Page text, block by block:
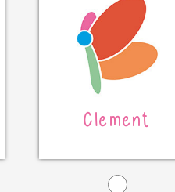
Clement